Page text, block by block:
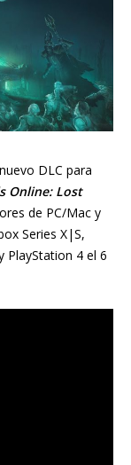
DLC para
Online: Lost
de PC/Mac y
Series X|S,
PlayStation 4 el 6